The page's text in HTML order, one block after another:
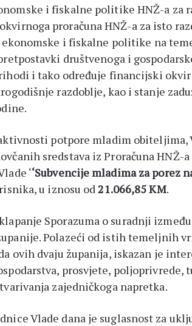
i fiskalne politike HNŽ-a za
proračuna HNŽ-a za isto
i fiskalne politike na
društvenoga i
i tako određuje financijski
razdoblje, kao i stanje
potpore mladim obiteljima,
sredstava iz Proračuna HNŽ-
‘‘Subvencije mladima za porez
u iznosu od21.066,85 KM.
Sporazuma o suradnji
Polazeći od istih temeljnih
ovih dvaju županija, iskazan je
prosvjete,
zajedničkoga napretka.
Vlade dana je suglasnost za